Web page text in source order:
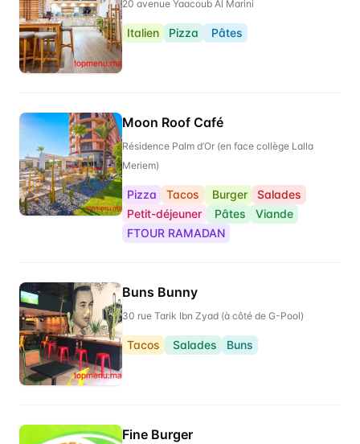
20 avenue Yaacoub Al Marini
Italien Pizza Pâtes
Moon Roof Café
Résidence Palm d’Or (en face collège Lalla
Meriem)
Pizza Tacos Burger
Salades
Petit-déjeuner
Pâtes
Viande
FTOUR RAMADAN
Buns Bunny
30 rue Tarik Ibn Zyad (à côté de G-Pool)
Tacos Salades Buns
Fine Burger